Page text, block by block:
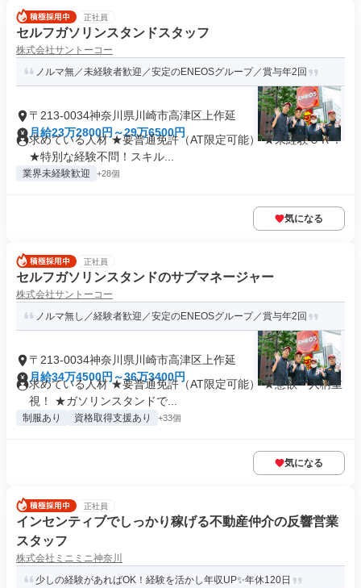
正社員
セルフガソリンスタンドスタッフ
株式会社サントーコー
ノルマ無／未経験者歓迎／安定のENEOSグループ／賞与年2回
〒213-0034神奈川県川崎市高津区上作延
月給23万2800円～29万6500円
求めている人材 ★要普通免許（AT限定可能） ★未経験ＯＫ！
★特別な経験不問！スキル...
業界未経験歓迎 +28個
気になる
正社員
セルフガソリンスタンドのサブマネージャー
株式会社サントーコー
ノルマ無し／経験者歓迎／安定のENEOSグループ／賞与年2回
〒213-0034神奈川県川崎市高津区上作延
月給34万4500円～36万3400円
求めている人材 ★要普通免許（AT限定可能） ★意欲・人柄重
視！ ★ガソリンスタンドで...
制服あり 資格取得支援あり +33個
気になる
正社員
インセンティブでしっかり稼げる不動産仲介の反響営業
スタッフ
株式会社ミニミニ神奈川
少しの経験があればOK！経験を活かし年収UP✨年休120日